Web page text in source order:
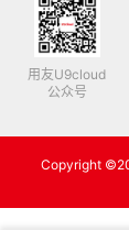
用友U9cloud
公众号
Copyright